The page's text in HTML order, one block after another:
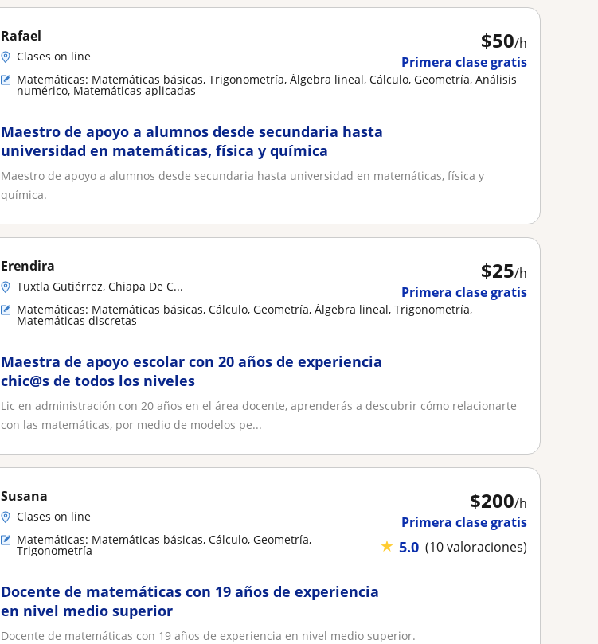
$50/h
Primera clase gratis
Rafael
Clases on line
Matemáticas: Matemáticas básicas, Trigonometría, Álgebra lineal, Cálculo, Geometría, Análisis
numérico, Matemáticas aplicadas
Maestro de apoyo a alumnos desde secundaria hasta
universidad en matemáticas, física y química
Maestro de apoyo a alumnos desde secundaria hasta universidad en matemáticas, física y
química.
$25/h
Primera clase gratis
Erendira
Tuxtla Gutiérrez, Chiapa De C...
Matemáticas: Matemáticas básicas, Cálculo, Geometría, Álgebra lineal, Trigonometría,
Matemáticas discretas
Maestra de apoyo escolar con 20 años de experiencia
chic@s de todos los niveles
Lic en administración con 20 años en el área docente, aprenderás a descubrir cómo relacionarte
con las matemáticas, por medio de modelos pe...
$200/h
Primera clase gratis
★ 5.0 (10 valoraciones)
Susana
Clases on line
Matemáticas: Matemáticas básicas, Cálculo, Geometría,
Trigonometría
Docente de matemáticas con 19 años de experiencia
en nivel medio superior
Docente de matemáticas con 19 años de experiencia en nivel medio superior.